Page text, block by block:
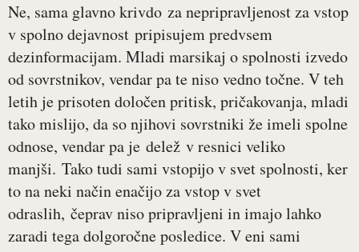
Ne, sama glavno krivdo za nepripravljenost za vstop
v spolno dejavnost pripisujem predvsem
dezinformacijam. Mladi marsikaj o spolnosti izvedo
od sovrstnikov, vendar pa te niso vedno točne. V teh
letih je prisoten določen pritisk, pričakovanja, mladi
tako mislijo, da so njihovi sovrstniki že imeli spolne
odnose, vendar pa je delež v resnici veliko
manjši. Tako tudi sami vstopijo v svet spolnosti, ker
to na neki način enačijo za vstop v svet
odraslih, čeprav niso pripravljeni in imajo lahko
zaradi tega dolgoročne posledice. V eni sami